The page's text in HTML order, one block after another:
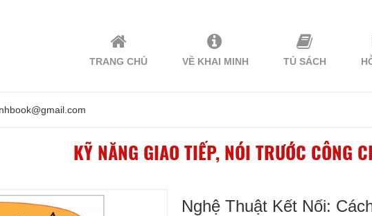
TRANG CHỦ VỀ KHAI MINH TỦ SÁCH
KỸ NĂNG GIAO TIẾP, NÓI TRƯỚC CÔNG
Nghệ Thuật Kết Nối: